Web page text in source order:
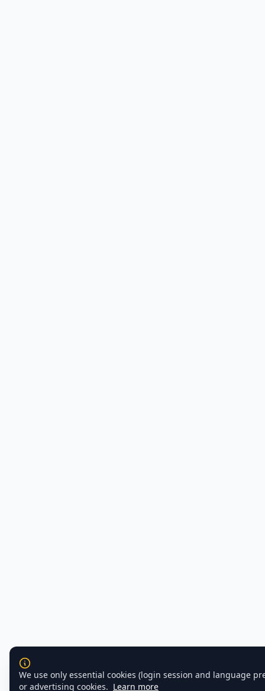
We use only essential cookies (login session and language
or advertising cookies. Learn more